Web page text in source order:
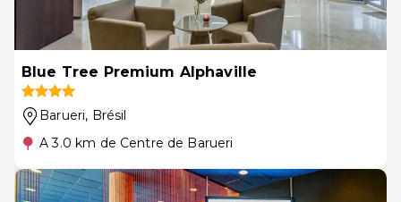
Blue Tree Premium Alphaville
Barueri, Brésil
A 3.0 km de Centre de Barueri